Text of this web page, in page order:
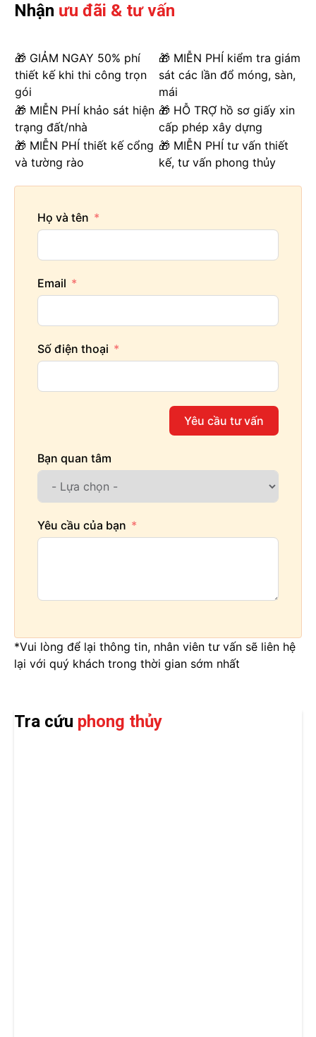
Nhận ưu đãi & tư vấn
🎁 GIẢM NGAY 50% phí
thiết kế khi thi công trọn
gói
🎁 MIỄN PHÍ kiểm tra giám
sát các lần đổ móng, sàn,
mái
🎁 MIỄN PHÍ khảo sát hiện
trạng đất/nhà
🎁 HỖ TRỢ hồ sơ giấy xin
cấp phép xây dựng
🎁 MIỄN PHÍ thiết kế cổng
và tường rào
🎁 MIỄN PHÍ tư vấn thiết
kế, tư vấn phong thủy
Họ và tên
Email
Số điện thoại
Yêu cầu tư vấn
Bạn quan tâm
Yêu cầu của bạn
*Vui lòng để lại thông tin, nhân viên tư vấn sẽ liên hệ
lại với quý khách trong thời gian sớm nhất
Tra cứu phong thủy